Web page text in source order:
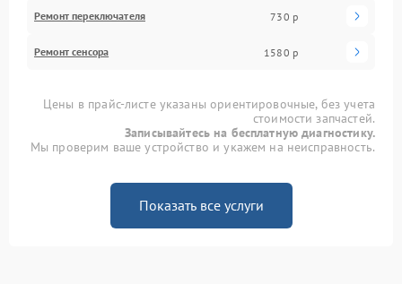
Ремонт переключателя 730 р
Ремонт сенсора 1580 р
Цены в прайс-листе указаны ориентировочные, без учета
стоимости запчастей.
Записывайтесь на бесплатную диагностику.
Мы проверим ваше устройство и укажем на неисправность.
Показать все услуги